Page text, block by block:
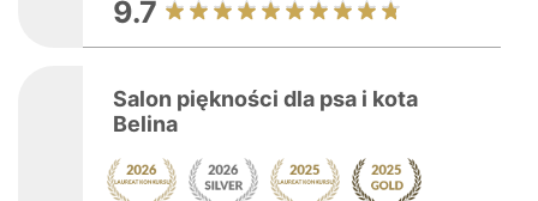
9.7
Salon piękności dla psa i kota
Belina